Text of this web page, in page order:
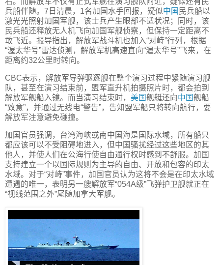
兵船伴随。7日清晨，1名加国水手回报，疑似中国 民兵船以
激光光照射加国军舰，该士兵产生眼部不适状况；同时，该
民兵船还释放无人机飞向加国军舰侦察，但保持一定距离不
敢飞近。报导指出，解放军战斗机也加入“对峙”行列，根据
“渥太华号”雷达侦测，解放军机高速直向“渥太华号”飞来，在
距离约32公里时转向。
CBC表示，解放军导弹驱逐舰在整个演习过程中紧随演习舰
队，甚至在演习结束前，盟军直升机拍摄照片时，都会拍到
解放军舰船入镜。而当演习结束时， 美国舰艇还向中国舰船
“致意”，并通过无线电“警告”，告知盟军船只将转向航行，要
解放军注意避免碰撞。
加国官员强调，台湾海峡或南中国海是国际水域，所有船只
都应该可以不受阻碍地进入，但中国骚扰经过这些地区的其
他人，并使人们在公海行使自由通行权时感到不舒服。加国
支持建立一个以国际规则为主导的自由、开放和包容的印太
水域。对于“对峙”事件，加国官员认为这将不会是在印太水域
遭遇的唯一，表明另一艘解放军“054A级”飞弹护卫舰就正在
“视线范围之外”尾随加拿大军舰。